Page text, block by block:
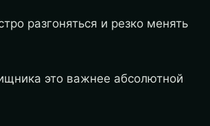
разгоняться и резко менять
это важнее абсолютной